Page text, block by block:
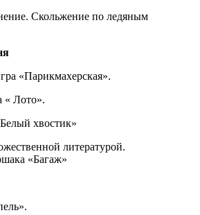
Скольжение по ледяным
«Парикмахерская».
« Лото».
хвостик»
литературой.
«Багаж»